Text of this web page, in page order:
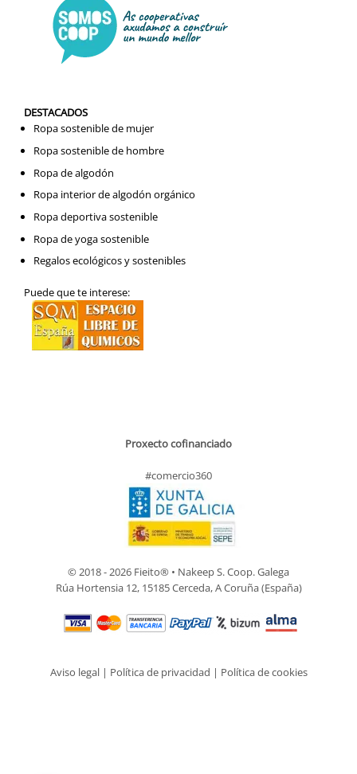
DESTACADOS
Ropa sostenible de mujer
Ropa sostenible de hombre
Ropa de algodón
Ropa interior de algodón orgánico
Ropa deportiva sostenible
Ropa de yoga sostenible
Regalos ecológicos y sostenibles
Puede que te interese:
Proxecto cofinanciado
#comercio360
© 2018 - 2026 Fieito® • Nakeep S. Coop. Galega
Rúa Hortensia 12, 15185 Cerceda, A Coruña (España)
Aviso legal| Política de privacidad | Política de cookies